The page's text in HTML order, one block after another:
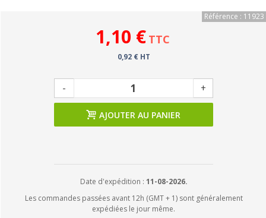
Référence : 11923
1,10 € TTC
0,92 € HT
- +
AJOUTER AU PANIER
Date d'expédition : 11-08-2026.
Les commandes passées avant 12h (GMT + 1) sont généralement
expédiées le jour même.